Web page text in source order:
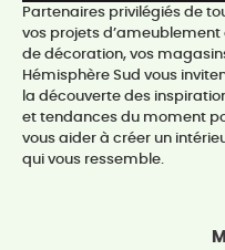
Partenaires privilégiés de
vos projets d’ameublement
de décoration, vos
Hémisphère Sud vous
la découverte des
et tendances du moment
vous aider à créer un
qui vous ressemble.